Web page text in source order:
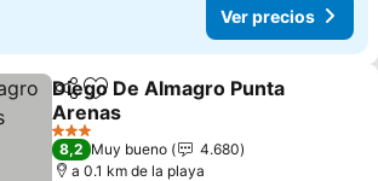
Ver precios
CompartirAgregar a favoritos
Diego De Almagro Punta
Arenas
Ver precios
3 Estrellas
8,2 Muy bueno
4.680
a 0.1 km de la playa